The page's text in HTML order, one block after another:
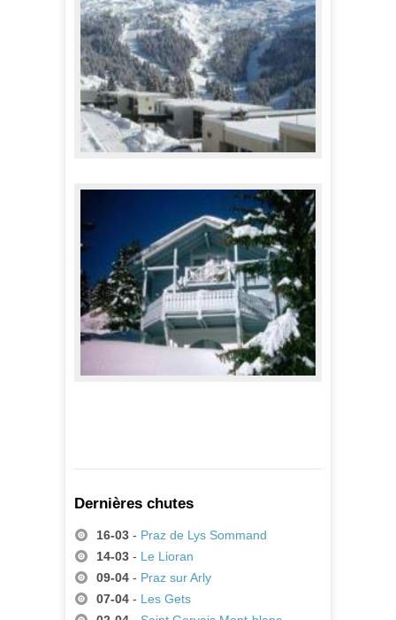
A partir de397,00 €
Dernières chutes
16-03 - Praz de Lys Sommand
14-03 - Le Lioran
09-04 - Praz sur Arly
07-04 - Les Gets